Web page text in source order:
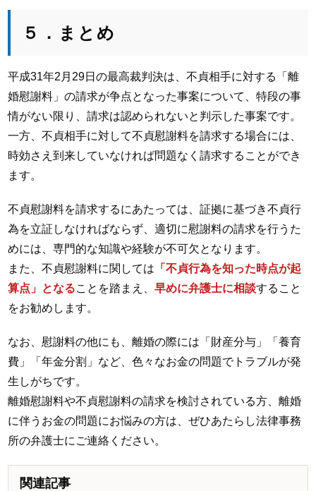
５．まとめ
平成31年2月29日の最高裁判決は、不貞相手に対する「離
婚慰謝料」の請求が争点となった事案について、特段の事
情がない限り、請求は認められないと判示した事案です。
一方、不貞相手に対して不貞慰謝料を請求する場合には、
時効さえ到来していなければ問題なく請求することができ
ます。
不貞慰謝料を請求するにあたっては、証拠に基づき不貞行
為を立証しなければならず、適切に慰謝料の請求を行うた
めには、専門的な知識や経験が不可欠となります。
また、不貞慰謝料に関しては 「不貞行為を知った時点が起
算点」となることを踏まえ、早めに弁護士に相談すること
をお勧めします。
なお、慰謝料の他にも、離婚の際には「財産分与」「養育
費」「年金分割」など、色々なお金の問題でトラブルが発
生しがちです。
離婚慰謝料や不貞慰謝料の請求を検討されている方、離婚
に伴うお金の問題にお悩みの方は、ぜひあたらし法律事務
所の弁護士にご連絡ください。
関連記事